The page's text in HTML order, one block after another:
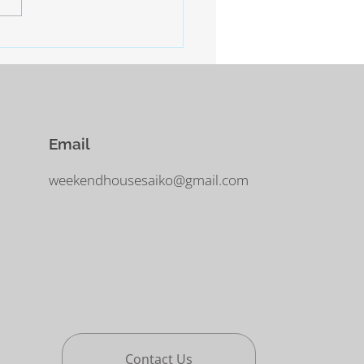
ほどまで下がるだそう。
Email
weekendhousesaiko@gmail.com
Contact Us